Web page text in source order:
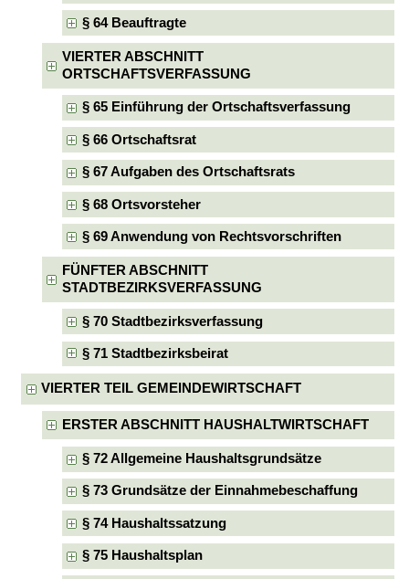
§ 64 Beauftragte
VIERTER ABSCHNITT
ORTSCHAFTSVERFASSUNG
§ 65 Einführung der Ortschaftsverfassung
§ 66 Ortschaftsrat
§ 67 Aufgaben des Ortschaftsrats
§ 68 Ortsvorsteher
§ 69 Anwendung von Rechtsvorschriften
FÜNFTER ABSCHNITT
STADTBEZIRKSVERFASSUNG
§ 70 Stadtbezirksverfassung
§ 71 Stadtbezirksbeirat
VIERTER TEIL GEMEINDEWIRTSCHAFT
ERSTER ABSCHNITT HAUSHALTWIRTSCHAFT
§ 72 Allgemeine Haushaltsgrundsätze
§ 73 Grundsätze der Einnahmebeschaffung
§ 74 Haushaltssatzung
§ 75 Haushaltsplan